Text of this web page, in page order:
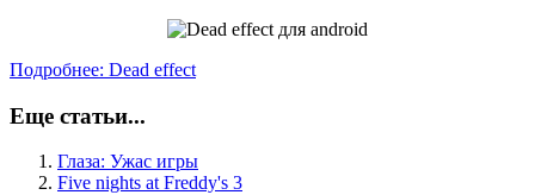
Подробнее: Dead effect
Еще статьи...
Глаза: Ужас игры
Five nights at Freddy's 3